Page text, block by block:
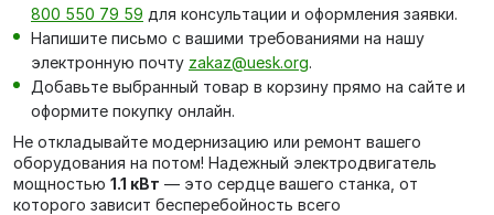
800 550 79 59 для консультации и оформления заявки.
Напишите письмо с вашими требованиями на нашу
электронную почту zakaz@uesk.org.
Добавьте выбранный товар в корзину прямо на сайте и
оформите покупку онлайн.
Не откладывайте модернизацию или ремонт вашего
оборудования на потом! Надежный электродвигатель
мощностью 1.1 кВт — это сердце вашего станка, от
которого зависит бесперебойность всего